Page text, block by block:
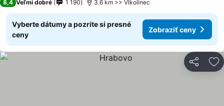
8,4 Veľmi dobré 1 190 3.6 km >> Vlkolínec
Vyberte dátumy a pozrite si presné
ceny
Zobraziť ceny
Zdieľať